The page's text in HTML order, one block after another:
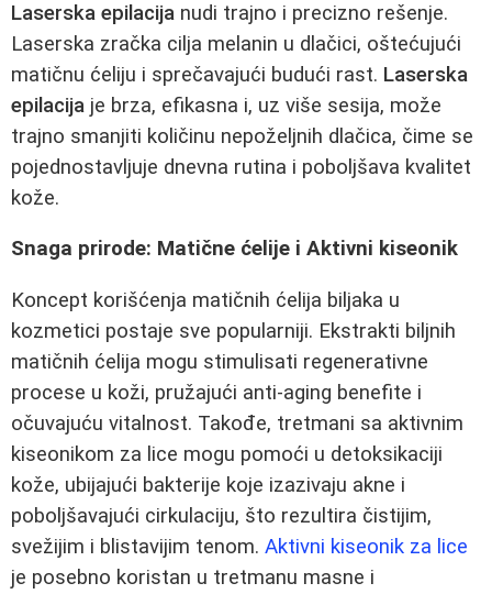
Laserska epilacija nudi trajno i precizno rešenje.
Laserska zračka cilja melanin u dlačici, oštećujući
matičnu ćeliju i sprečavajući budući rast. Laserska
epilacija je brza, efikasna i, uz više sesija, može
trajno smanjiti količinu nepoželjnih dlačica, čime se
pojednostavljuje dnevna rutina i poboljšava kvalitet
kože.
Snaga prirode: Matične ćelije i Aktivni kiseonik
Koncept korišćenja matičnih ćelija biljaka u
kozmetici postaje sve popularniji. Ekstrakti biljnih
matičnih ćelija mogu stimulisati regenerativne
procese u koži, pružajući anti-aging benefite i
očuvajuću vitalnost. Takođe, tretmani sa aktivnim
kiseonikom za lice mogu pomoći u detoksikaciji
kože, ubijajući bakterije koje izazivaju akne i
poboljšavajući cirkulaciju, što rezultira čistijim,
svežijim i blistavijim tenom. Aktivni kiseonik za lice
je posebno koristan u tretmanu masne i